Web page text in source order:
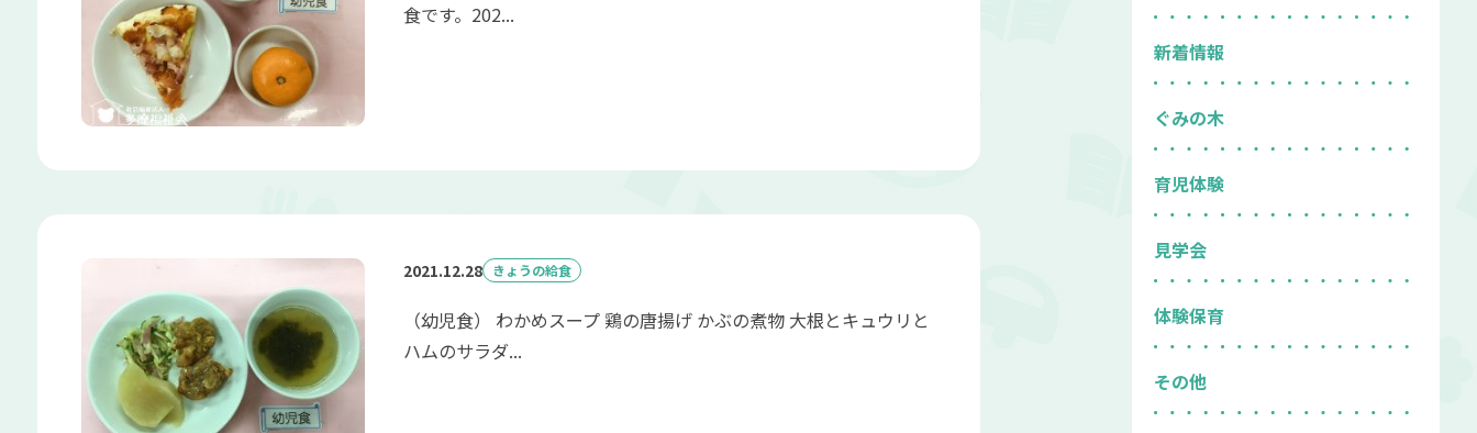
食です。202...
2021.12.28 きょうの給食
（幼児食） わかめスープ 鶏の唐揚げ かぶの煮物 大根とキュウリと
ハムのサラダ...
新着情報
ぐみの木
育児体験
見学会
体験保育
その他